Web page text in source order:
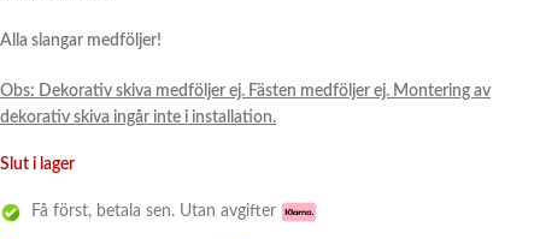
Alla slangar medföljer!
Obs: Dekorativ skiva medföljer ej. Fästen medföljer ej. Montering av
dekorativ skiva ingår inte i installation.
Slut i lager
Få först, betala sen. Utan avgifter